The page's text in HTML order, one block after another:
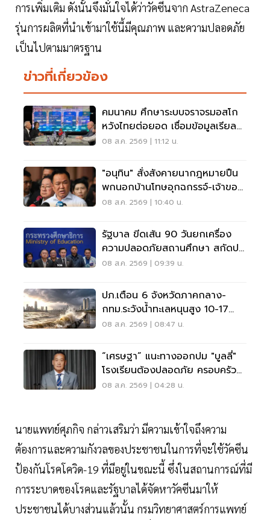
การเพิ่มเติม ดังนั้นจึงมั่นใจได้ว่าวัคซีนจาก AstraZeneca
รุ่นการผลิตที่นำเข้ามาใช้นี้มีคุณภาพ และความปลอดภัย
เป็นไปตามมาตรฐาน
ข่าวที่เกี่ยวข้อง
คมนาคม ศึกษาระบบจราจรมอสโก
หวังไทยต่อยอด เชื่อมข้อมูลเรียล
ไทม์ แก้รถติด
08 ส.ค. 2569 | 11:12 น.
"อนุทิน" สั่งสังคายนากฎหมายปืน
พกนอกบ้านโทษอุกฉกรรจ์-เจ้าของ
โดนหนัก
08 ส.ค. 2569 | 10:40 น.
รัฐบาล ขีดเส้น 90 วันยกเครื่อง
ความปลอดภัยสถานศึกษา สกัดปม
บูลลี่
08 ส.ค. 2569 | 09:39 น.
ปภ.เตือน 6 จังหวัดภาคกลาง-
กทม.ระวังน้ำทะเลหนุนสูง 10-17
ส.ค.69
08 ส.ค. 2569 | 08:47 น.
“เศรษฐา” แนะทางออกปม "บูลลี่"
โรงเรียนต้องปลอดภัย ครอบครัว
ต้องรับฟัง
08 ส.ค. 2569 | 04:28 น.
นายแพทย์ศุภกิจ กล่าวเสริมว่า มีความเข้าใจถึงความ
ต้องการและความกังวลของประชาชนในการที่จะใช้วัคซีน
ป้องกันโรคโควิด-19 ที่มีอยู่ในขณะนี้ ซึ่งในสถานการณ์ที่มี
การระบาดของโรคและรัฐบาลได้จัดหาวัคซีนมาให้
ประชาชนได้บางส่วนแล้วนั้น กรมวิทยาศาสตร์การแพทย์